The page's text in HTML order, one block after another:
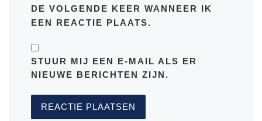
DE VOLGENDE KEER WANNEER IK
EEN REACTIE PLAATS.
STUUR MIJ EEN E-MAIL ALS ER
NIEUWE BERICHTEN ZIJN.